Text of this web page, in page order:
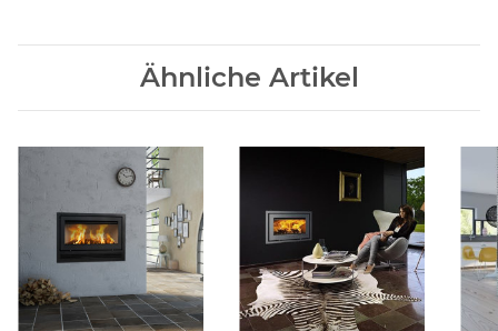
Ähnliche Artikel